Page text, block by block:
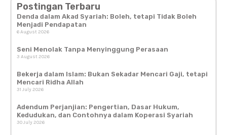
Postingan Terbaru
Denda dalam Akad Syariah: Boleh, tetapi Tidak Boleh
Menjadi Pendapatan
6 August 2026
Seni Menolak Tanpa Menyinggung Perasaan
3 August 2026
Bekerja dalam Islam: Bukan Sekadar Mencari Gaji, tetapi
Mencari Ridha Allah
31 July 2026
Adendum Perjanjian: Pengertian, Dasar Hukum,
Kedudukan, dan Contohnya dalam Koperasi Syariah
30 July 2026